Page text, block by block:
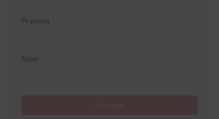
Prénom
Nom